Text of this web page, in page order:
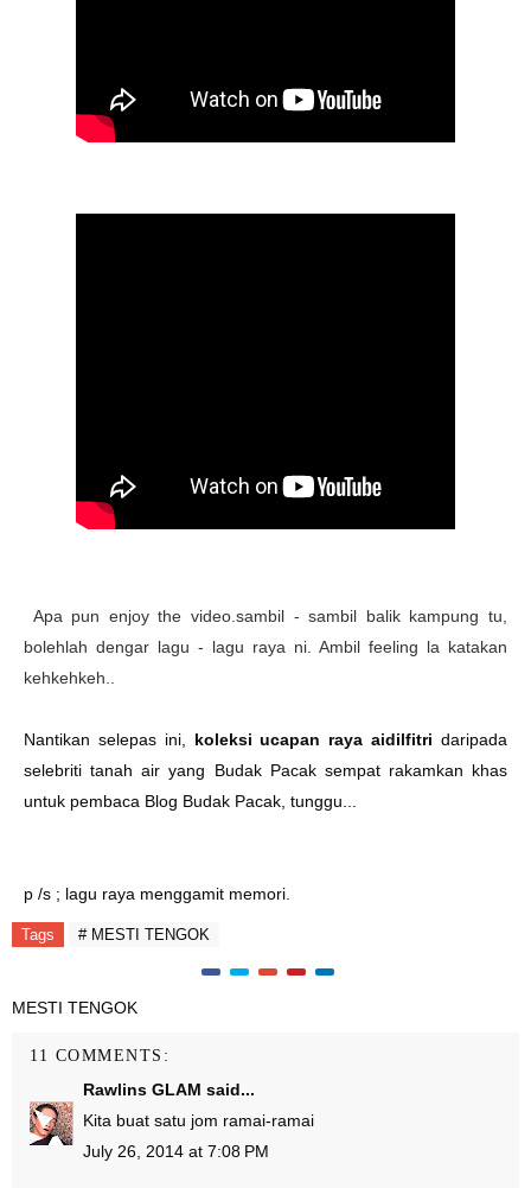
Apa pun enjoy the video.sambil - sambil balik kampung tu,
bolehlah dengar lagu - lagu raya ni. Ambil feeling la katakan
kehkehkeh..
Nantikan selepas ini, koleksi ucapan raya aidilfitridaripada
selebriti tanah air yang Budak Pacak sempat rakamkan khas
untuk pembaca Blog Budak Pacak, tunggu...
p /s ; lagu raya menggamit memori.
Tags # MESTI TENGOK
MESTI TENGOK
11 COMMENTS:
Rawlins GLAM said...
Kita buat satu jom ramai-ramai
July 26, 2014 at 7:08 PM